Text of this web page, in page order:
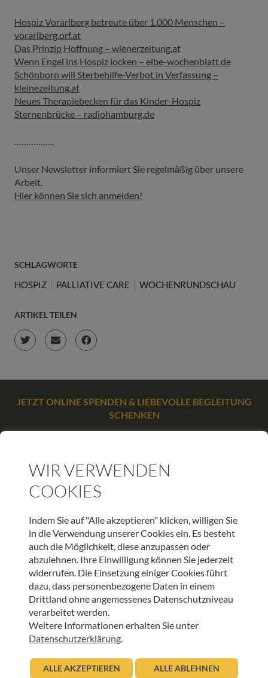
Hospiz Vorarlberg betreute über 1.000 Menschen –
vorarlberg.orf.at
Das Prinzip Hoffnung – wienerzeitung.at
Wenn Engel ins Hospiz locken – elbe-wochenblatt.de
Schönborn will Sterbehilfe-Verbot in Verfassung –
kleinezeitung.at
Neues Therapiebecken für das Kinder-Hospiz
Sternenbrücke – radiohamburg.de
……………..
Unser Newsletter informiert Sie regelmäßig über unsere
Arbeit.
Hier können Sie sich anmelden!
SCHLAGWORTE
HOSPIZ PALLIATIVE CARE WOCHENRUNDSCHAU
ARTIKEL TEILEN
JETZT ONLINE SPENDEN & LIEBEVOLLE BEGLEITUNG
SCHENKEN
HOSPIZ WELTWEIT
Sterbeverfügung und Assistierter Suizid: Die
Perspektive von HOSPIZ ÖSTERREICH und der
Österreichischen Palliativgesellschaft (OPG)
05.11.2025
Urban Regensburger
WIR VERWENDEN
COOKIES
Indem Sie auf "Alle akzeptieren" klicken, willigen Sie
in die Verwendung unserer Cookies ein. Es besteht
auch die Möglichkeit, diese anzupassen oder
abzulehnen. Ihre Einwilligung können Sie jederzeit
widerrufen. Die Einsetzung einiger Cookies führt
dazu, dass personenbezogene Daten in einem
Drittland ohne angemessenes Datenschutzniveau
verarbeitet werden.
Weitere Informationen erhalten Sie unter
Datenschutzerklärung
ALLE AKZEPTIEREN ALLE ABLEHNEN